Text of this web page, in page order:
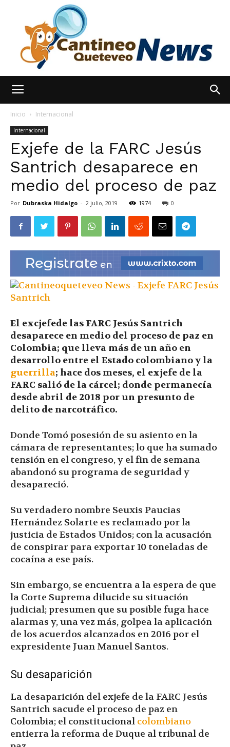
Noticias
hoy
|
Ultima
Hora
|
Inicio Internacional
Internacional
Exjefe de la FARC Jesús
Santrich desaparece en
medio del proceso de paz
Por Dubraska Hidalgo - 2 julio, 2019 1974 0
El excjefede las FARC Jesús Santrich
desaparece en medio del proceso de paz en
Colombia; que lleva más de un año en
desarrollo entre el Estado colombiano y la
guerrilla; hace dos meses, el exjefe de la
FARC salió de la cárcel; donde permanecía
desde abril de 2018 por un presunto de
delito de narcotráfico.
Donde Tomó posesión de su asiento en la
cámara de representantes; lo que ha sumado
tensión en el congreso, y el fin de semana
abandonó su programa de seguridad y
desapareció.
Su verdadero nombre Seuxis Paucias
Hernández Solarte es reclamado por la
justicia de Estados Unidos; con la acusación
de conspirar para exportar 10 toneladas de
cocaína a ese país.
Sin embargo, se encuentra a la espera de que
la Corte Suprema dilucide su situación
judicial; presumen que su posible fuga hace
alarmas y, una vez más, golpea la aplicación
de los acuerdos alcanzados en 2016 por el
expresidente Juan Manuel Santos.
Su desaparición
La desaparición del exjefe de la FARC Jesús
Santrich sacude el proceso de paz en
Colombia; el constitucional colombiano
entierra la reforma de Duque al tribunal de